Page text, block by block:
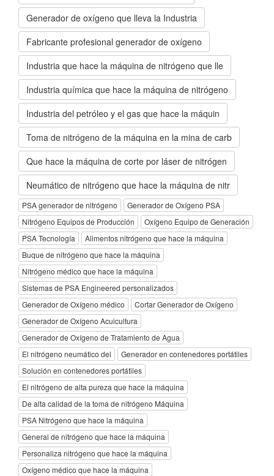
Generador de oxígeno que lleva la Industria
Fabricante profesional generador de oxígeno
Industria que hace la máquina de nitrógeno que lle
Industria química que hace la máquina de nitrógeno
Industria del petróleo y el gas que hace la máquin
Toma de nitrógeno de la máquina en la mina de carb
Que hace la máquina de corte por láser de nitrógen
Neumático de nitrógeno que hace la máquina de nitr
PSA generador de nitrógeno
Generador de Oxígeno PSA
Nitrógeno Equipos de Producción
Oxígeno Equipo de Generación
PSA Tecnología
Alimentos nitrógeno que hace la máquina
Buque de nitrógeno que hace la máquina
Nitrógeno médico que hace la máquina
Sistemas de PSA Engineered personalizados
Generador de Oxígeno médico
Cortar Generador de Oxígeno
Generador de Oxígeno Acuicultura
Generador de Oxígeno de Tratamiento de Agua
El nitrógeno neumático del
Generador en contenedores portátiles
Solución en contenedores portátiles
El nitrógeno de alta pureza que hace la máquina
De alta calidad de la toma de nitrógeno Máquina
PSA Nitrógeno que hace la máquina
General de nitrógeno que hace la máquina
Personaliza nitrógeno que hace la máquina
Oxígeno médico que hace la máquina